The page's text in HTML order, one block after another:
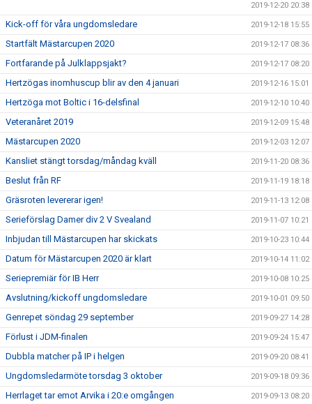
2019-12-20 20:38
Kick-off för våra ungdomsledare 2019-12-18 15:55
Startfält Mästarcupen 2020 2019-12-17 08:36
Fortfarande på Julklappsjakt? 2019-12-17 08:20
Hertzögas inomhuscup blir av den 4 januari 2019-12-16 15:01
Hertzöga mot Boltic i 16-delsfinal 2019-12-10 10:40
Veteranåret 2019 2019-12-09 15:48
Mästarcupen 2020 2019-12-03 12:07
Kansliet stängt torsdag/måndag kväll 2019-11-20 08:36
Beslut från RF 2019-11-19 18:18
Gräsroten levererar igen! 2019-11-13 12:08
Serieförslag Damer div 2 V Svealand 2019-11-07 10:21
Inbjudan till Mästarcupen har skickats 2019-10-23 10:44
Datum för Mästarcupen 2020 är klart 2019-10-14 11:02
Seriepremiär för IB Herr 2019-10-08 10:25
Avslutning/kickoff ungdomsledare 2019-10-01 09:50
Genrepet söndag 29 september 2019-09-27 14:28
Förlust i JDM-finalen 2019-09-24 15:47
Dubbla matcher på IP i helgen 2019-09-20 08:41
Ungdomsledarmöte torsdag 3 oktober 2019-09-18 09:36
Herrlaget tar emot Arvika i 20:e omgången 2019-09-13 08:20